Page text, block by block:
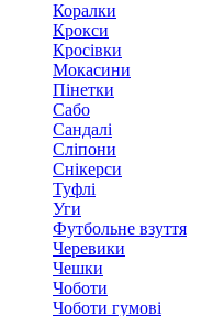
Коралки
Крокси
Кросівки
Мокасини
Пінетки
Сабо
Сандалі
Сліпони
Снікерси
Туфлі
Уги
Футбольне взуття
Черевики
Чешки
Чоботи
Чоботи гумові